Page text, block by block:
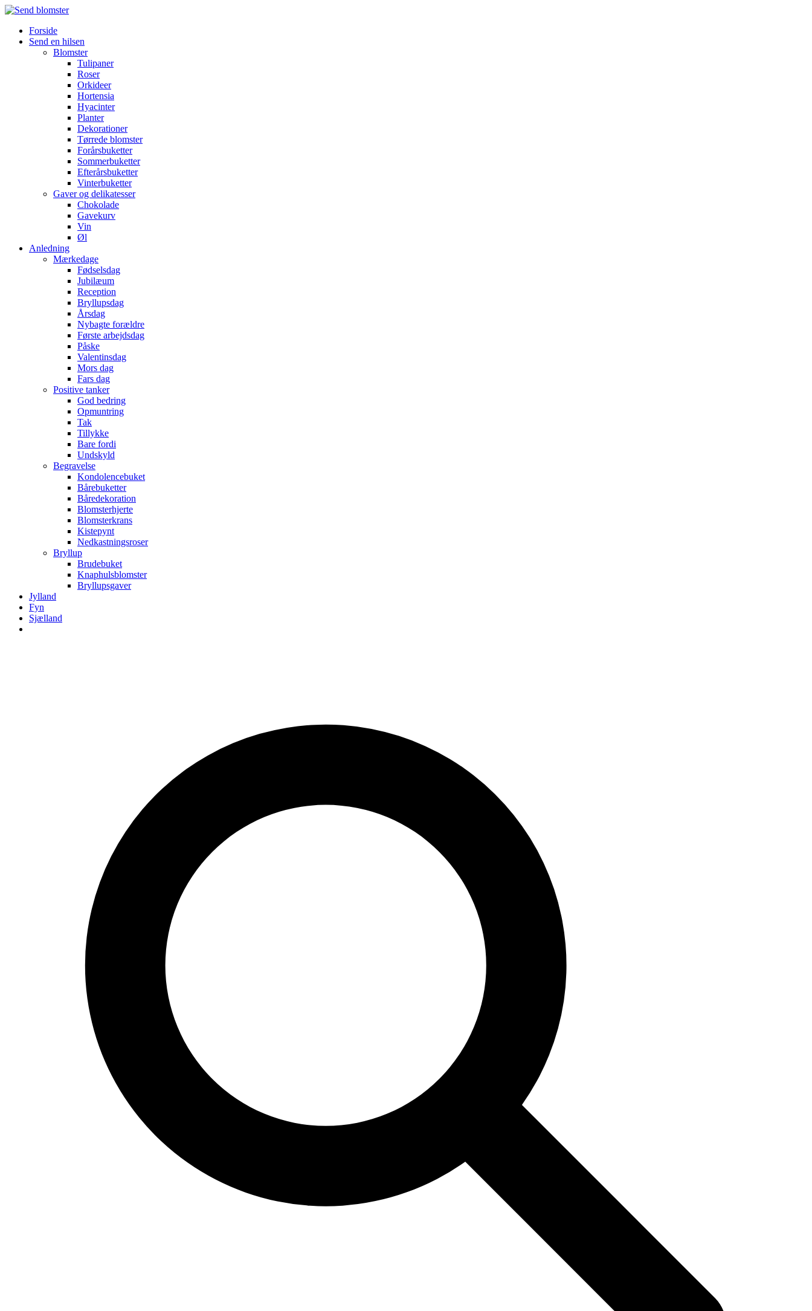
Forside
Send en hilsen
Blomster
Tulipaner
Roser
Orkideer
Hortensia
Hyacinter
Planter
Dekorationer
Tørrede blomster
Forårsbuketter
Sommerbuketter
Efterårsbuketter
Vinterbuketter
Gaver og delikatesser
Chokolade
Gavekurv
Vin
Øl
Anledning
Mærkedage
Fødselsdag
Jubilæum
Reception
Bryllupsdag
Årsdag
Nybagte forældre
Første arbejdsdag
Påske
Valentinsdag
Mors dag
Fars dag
Positive tanker
God bedring
Opmuntring
Tak
Tillykke
Bare fordi
Undskyld
Begravelse
Kondolencebuket
Bårebuketter
Båredekoration
Blomsterhjerte
Blomsterkrans
Kistepynt
Nedkastningsroser
Bryllup
Brudebuket
Knaphulsblomster
Bryllupsgaver
Jylland
Fyn
Sjælland